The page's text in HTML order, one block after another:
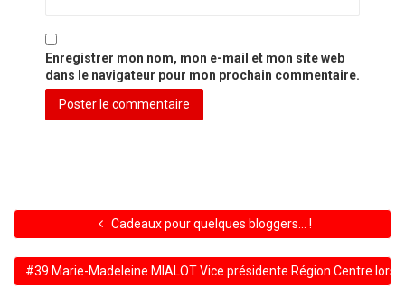
Enregistrer mon nom, mon e-mail et mon site web
dans le navigateur pour mon prochain commentaire.
Cadeaux pour quelques bloggers… !
#39 Marie-Madeleine MIALOT Vice présidente Région Centre lors